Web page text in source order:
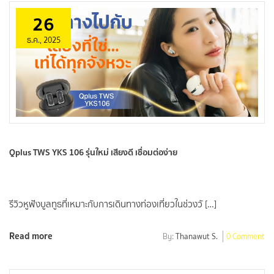
26
ธ.ค., 2025
Qplus TWS YKS 106 รุ่นใหม่ เสียงดี เชื่อมต่อง่าย
รีวิวหูฟังบูลทูธที่เหมาะกับการเดินทางท่องเที่ยวในช่วงวั […]
Read more By:Thanawut S. 0 Comment